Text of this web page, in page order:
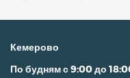
Кемерово
По будням с 9:00 до